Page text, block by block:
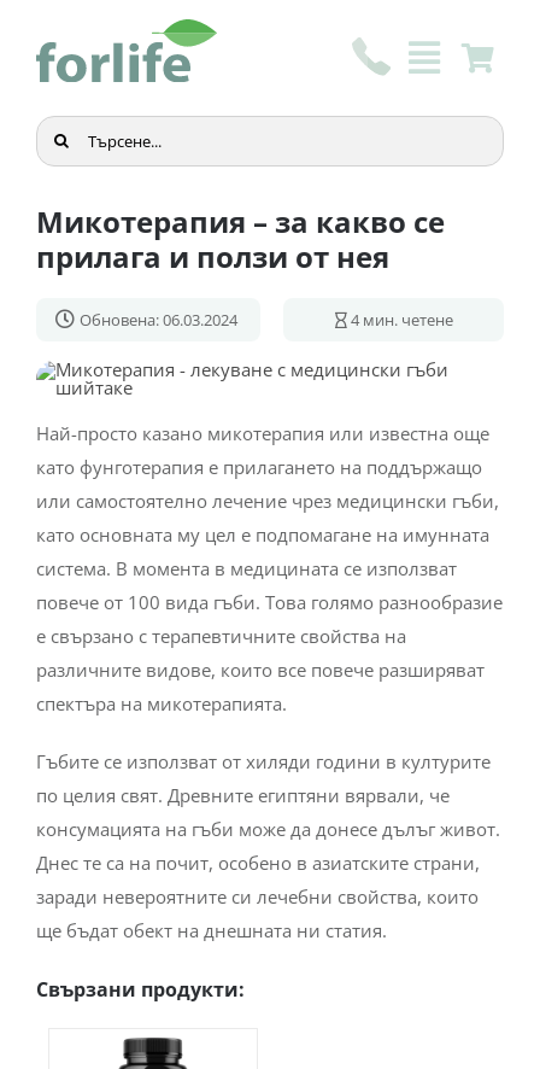
content
Търсене
...
Микотерапия – за какво се
прилага и ползи от нея
Обновена: 06.03.2024 4 мин. четене
Най-просто казано микотерапия или известна още
като фунготерапия е прилагането на поддържащо
или самостоятелно лечение чрез медицински гъби,
като основната му цел е подпомагане на имунната
система. В момента в медицината се използват
повече от 100 вида гъби. Това голямо разнообразие
е свързано с терапевтичните свойства на
различните видове, които все повече разширяват
спектъра на микотерапията.
Гъбите се използват от хиляди години в културите
по целия свят. Древните египтяни вярвали, че
консумацията на гъби може да донесе дълъг живот.
Днес те са на почит, особено в азиатските страни,
заради невероятните си лечебни свойства, които
ще бъдат обект на днешната ни статия.
Свързани продукти: